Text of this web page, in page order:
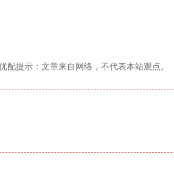
配提示：文章来自网络，不代表本站观点。